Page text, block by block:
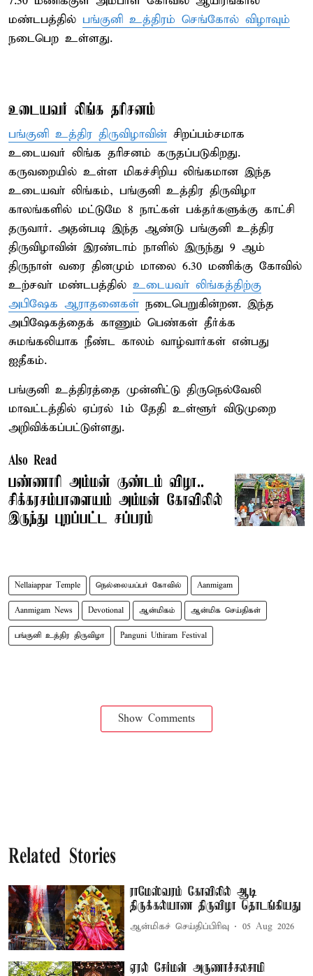
மண்டபத்தில் பங்குனி உத்திரம் செங்கோல் விழாவும்
நடைபெற உள்ளது.
உடையவர் லிங்க தரிசனம்
பங்குனி உத்திர திருவிழாவின் சிறப்பம்சமாக
உடையவர் லிங்க தரிசனம் கருதப்படுகிறது.
கருவறையில் உள்ள மிகச்சிறிய லிங்கமான இந்த
உடையவா் லிங்கம், பங்குனி உத்திர திருவிழா
காலங்களில் மட்டுமே 8 நாட்கள் பக்தர்களுக்கு காட்சி
தருவார். அதன்படி இந்த ஆண்டு பங்குனி உத்திர
திருவிழாவின் இரண்டாம் நாளில் இருந்து 9 ஆம்
திருநாள் வரை தினமும் மாலை 6.30 மணிக்கு கோவில்
உற்சவா் மண்டபத்தில் உடையவா் லிங்கத்திற்கு
அபிஷேக ஆராதனைகள் நடைபெறுகின்றன. இந்த
அபிஷேகத்தைக் காணும் பெண்கள் தீர்க்க
சுமங்கலியாக நீண்ட காலம் வாழ்வார்கள் என்பது
ஐதீகம்.
பங்குனி உத்திரத்தை முன்னிட்டு திருநெல்வேலி
மாவட்டத்தில் ஏப்ரல் 1ம் தேதி உள்ளூர் விடுமுறை
அறிவிக்கப்பட்டுள்ளது.
Also Read
பண்ணாரி அம்மன் குண்டம் விழா..
சிக்கரசம்பாளையம் அம்மன் கோவிலில்
இருந்து புறப்பட்ட சப்பரம்
Nellaiappar Temple நெல்லையப்பர் கோவில் Aanmigam
Aanmigam News Devotional ஆன்மிகம் ஆன்மிக செய்திகள்
பங்குனி உத்திர திருவிழா Panguni Uthiram Festival
Show Comments
Related Stories
ராமேஸ்வரம் கோவிலில் ஆடி
திருக்கல்யாண திருவிழா தொடங்கியது
ஆன்மிகச் செய்திப்பிரிவு 05 Aug 2026
ஏரல் சேர்மன் அருணாச்சலசாமி